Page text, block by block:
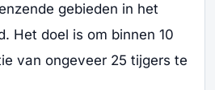
gebieden in het
Het doel is om binnen 10
van ongeveer 25 tijgers te